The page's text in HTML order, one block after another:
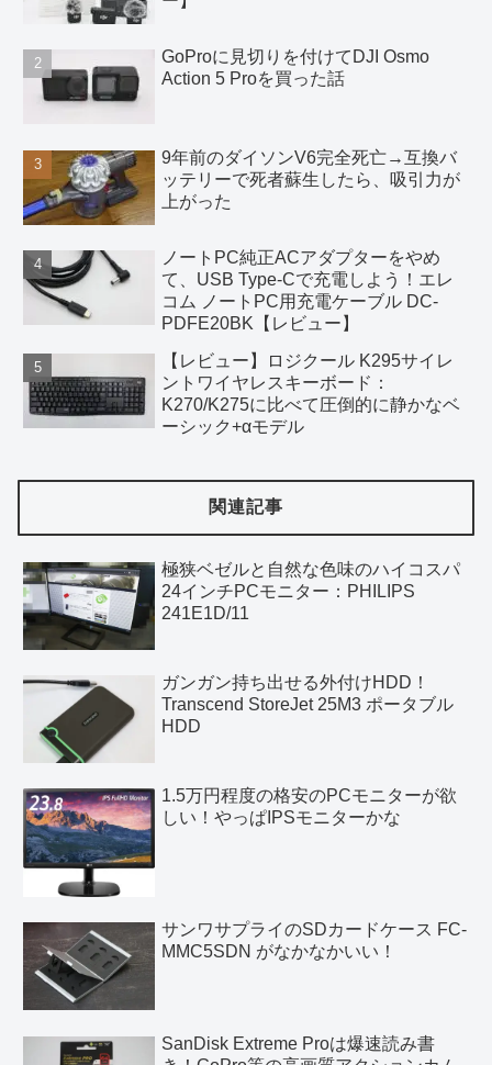
GoProに見切りを付けてDJI Osmo
Action 5 Proを買った話
9年前のダイソンV6完全死亡→互換バ
ッテリーで死者蘇生したら、吸引力が
上がった
ノートPC純正ACアダプターをやめ
て、USB Type-Cで充電しよう！エレ
コム ノートPC用充電ケーブル DC-
PDFE20BK【レビュー】
【レビュー】ロジクール K295サイレ
ントワイヤレスキーボード：
K270/K275に比べて圧倒的に静かなベ
ーシック+αモデル
関連記事
極狭ベゼルと自然な色味のハイコスパ
24インチPCモニター：PHILIPS
241E1D/11
ガンガン持ち出せる外付けHDD！
Transcend StoreJet 25M3 ポータブル
HDD
1.5万円程度の格安のPCモニターが欲
しい！やっぱIPSモニターかな
サンワサプライのSDカードケース FC-
MMC5SDN がなかなかいい！
SanDisk Extreme Proは爆速読み書